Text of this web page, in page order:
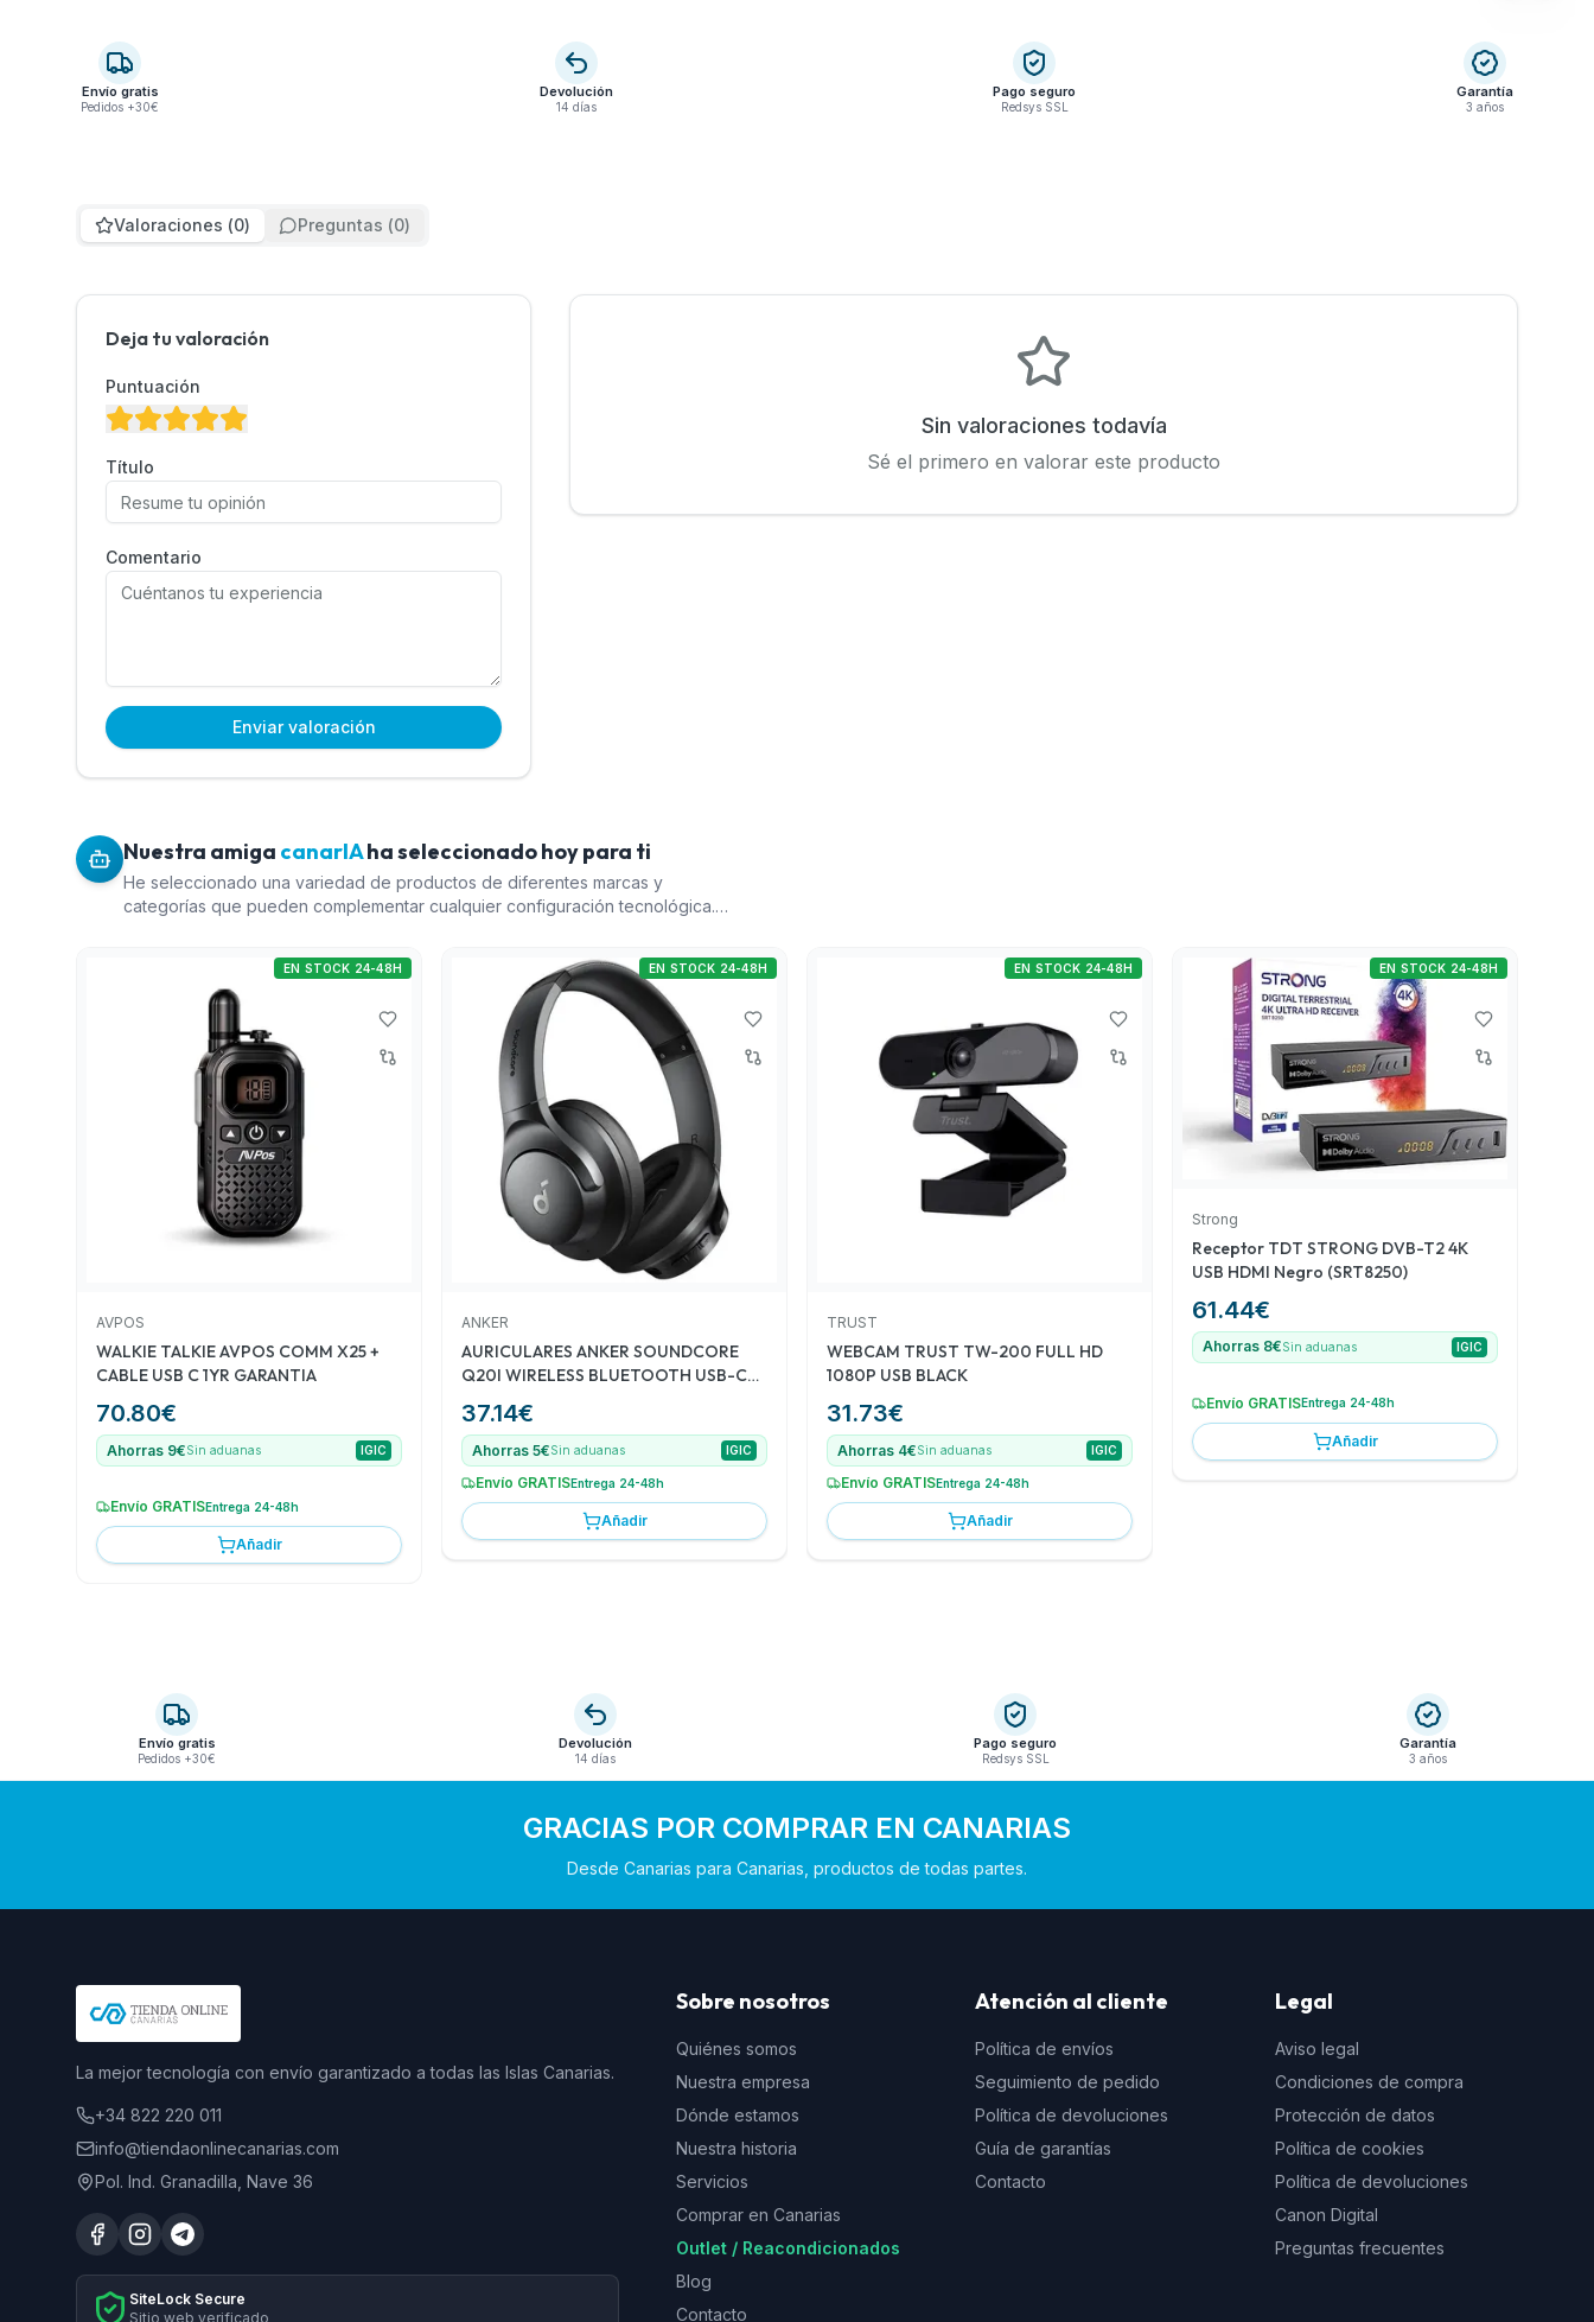
Envío gratis
Pedidos +30€
Devolución
14 días
Pago seguro
Redsys SSL
Garantía
3 años
Valoraciones (0) Preguntas (0)
Deja tu valoración
Puntuación
Título
Comentario
Enviar valoración
Sin valoraciones todavía
Sé el primero en valorar este producto
Nuestra amiga canarIAha seleccionado hoy para ti
He seleccionado una variedad de productos de diferentes marcas y
categorías que pueden complementar cualquier configuración tecnológica.
confiable ideal para actividades al aire libre. Los AURICULARES ANKER
SOUNDCORE Q20I son auriculares Bluetooth de buena calidad, perfectos
para música o llamadas cómodas. La WEBCAM TRUST TW-200 es una
excelente opción para videollamadas con calidad Full HD. Por último, el
RECEPTOR TDT STRONG es ideal para mejorar la experiencia de
entretenimiento en el hogar. Juntos, estos productos brindan versatilidad y
buena relación calidad-precio.
AVPOS
WALKIE TALKIE AVPOS COMM X25 +
CABLE USB C 1YR GARANTIA
70.80€
EN STOCK 24-48H
Ahorras 9€Sin aduanas IGIC
Envío GRATISEntrega 24-48h
Añadir
ANKER
AURICULARES ANKER SOUNDCORE
Q20I WIRELESS BLUETOOTH USB-C
37.14€
EN STOCK 24-48H
Ahorras 5€Sin aduanas IGIC
Envío GRATISEntrega 24-48h
Añadir
TRUST
WEBCAM TRUST TW-200 FULL HD
1080P USB BLACK
31.73€
EN STOCK 24-48H
Ahorras 4€Sin aduanas IGIC
Envío GRATISEntrega 24-48h
Añadir
Strong
Receptor TDT STRONG DVB-T2 4K
USB HDMI Negro (SRT8250)
61.44€
EN STOCK 24-48H
Ahorras 8€Sin aduanas IGIC
Envío GRATISEntrega 24-48h
Añadir
Envío gratis
Pedidos +30€
Devolución
14 días
Pago seguro
Redsys SSL
Garantía
3 años
GRACIAS POR COMPRAR EN CANARIAS
Desde Canarias para Canarias, productos de todas partes.
La mejor tecnología con envío garantizado a todas las Islas Canarias.
+34 822 220 011
info@tiendaonlinecanarias.com
Pol. Ind. Granadilla, Nave 36
SiteLock Secure
Sitio web verificado
Sobre nosotros
Quiénes somos
Nuestra empresa
Dónde estamos
Nuestra historia
Servicios
Comprar en Canarias
Outlet / Reacondicionados
Blog
Contacto
Atención al cliente
Política de envíos
Seguimiento de pedido
Política de devoluciones
Guía de garantías
Contacto
Legal
Aviso legal
Condiciones de compra
Protección de datos
Política de cookies
Política de devoluciones
Canon Digital
Preguntas frecuentes